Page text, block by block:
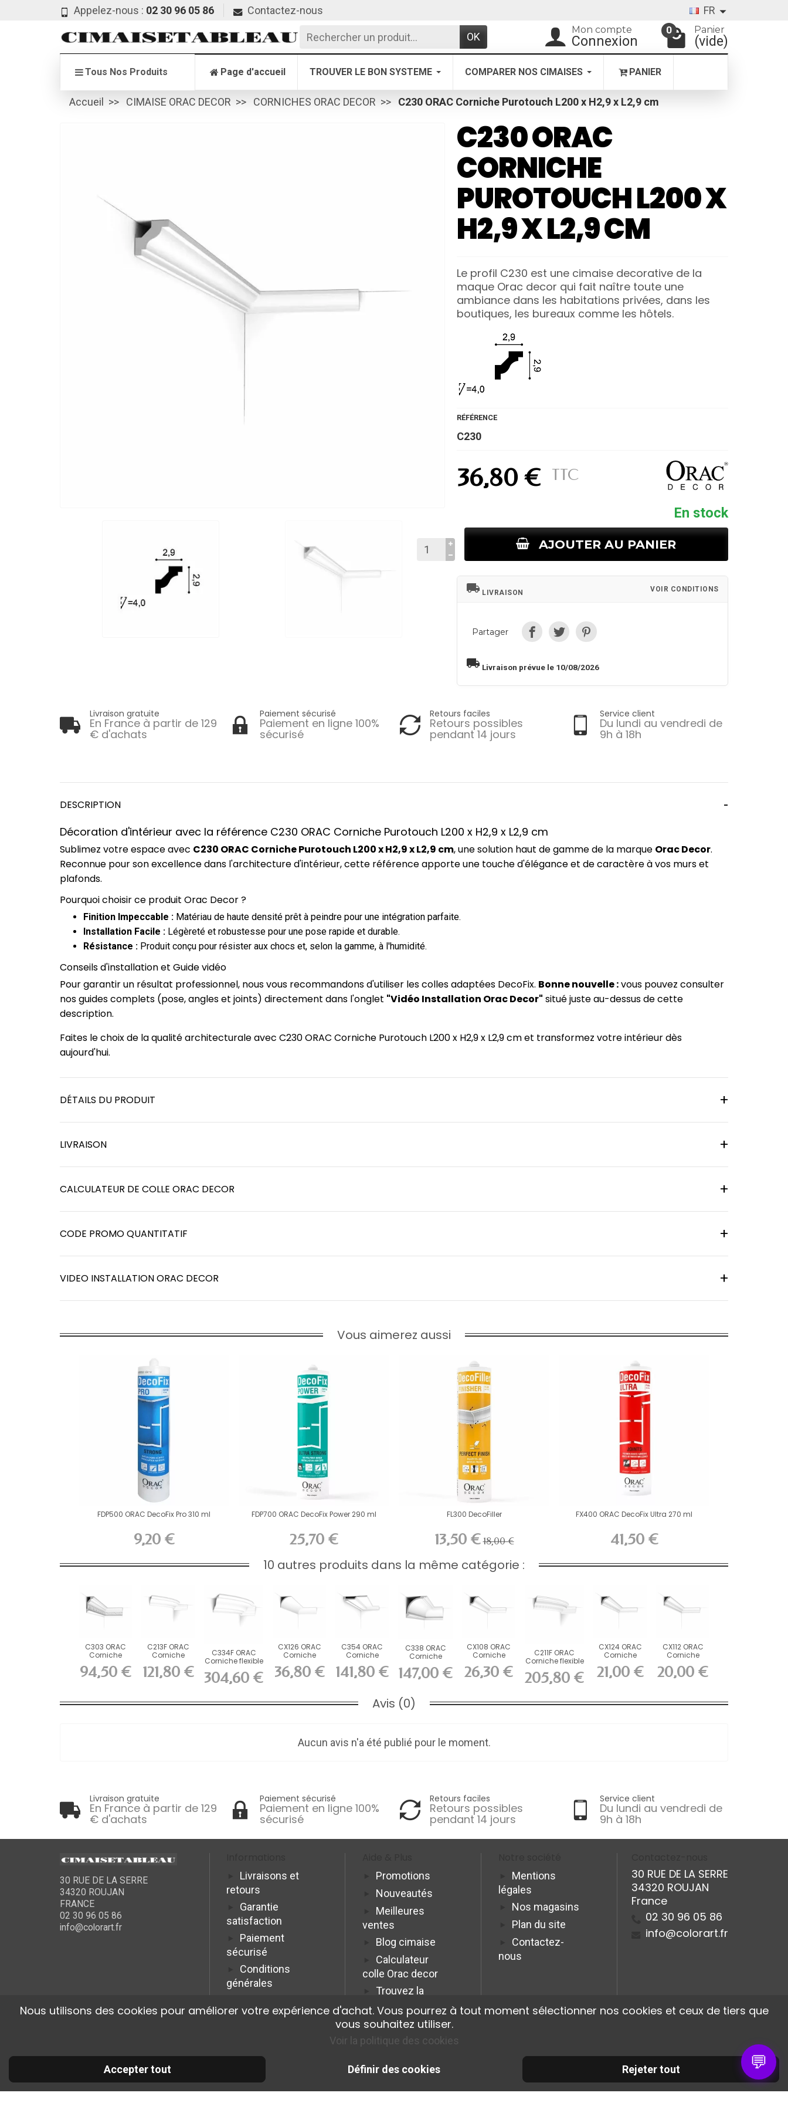
Appelez-nous : 02 30 96 05 86 Contactez-nous FR
OK
Mon compte
Connexion
0 Panier
(vide)
Tous Nos Produits Page d'accueil TROUVER LE BON SYSTEME COMPARER NOS CIMAISES PANIER
Accueil CIMAISE ORAC DECOR CORNICHES ORAC DECOR C230 ORAC Corniche Purotouch L200 x H2,9 x L2,9 cm
C230 ORAC
CORNICHE
PUROTOUCH L200 X
H2,9 X L2,9 CM
Le profil C230 est une cimaise decorative de la
maque Orac decor qui fait naître toute une
ambiance dans les habitations privées, dans les
boutiques, les bureaux comme les hôtels.
RÉFÉRENCE
C230
36,80 € TTC
En stock
AJOUTER AU PANIER
local_shipping LIVRAISON VOIR CONDITIONS
Partager
local_shipping Livraison prévue le 10/08/2026
Livraison gratuite
En France à partir de 129
€ d'achats
Paiement sécurisé
Paiement en ligne 100%
sécurisé
Retours faciles
Retours possibles
pendant 14 jours
Service client
Du lundi au vendredi de
9h à 18h
DESCRIPTION
Décoration d'intérieur avec la référence C230 ORAC Corniche Purotouch L200 x H2,9 x L2,9 cm
Sublimez votre espace avec C230 ORAC Corniche Purotouch L200 x H2,9 x L2,9 cm, une solution haut de gamme de la marque Orac Decor.
Reconnue pour son excellence dans l'architecture d'intérieur, cette référence apporte une touche d'élégance et de caractère à vos murs et
plafonds.
Pourquoi choisir ce produit Orac Decor ?
Finition Impeccable : Matériau de haute densité prêt à peindre pour une intégration parfaite.
Installation Facile : Légèreté et robustesse pour une pose rapide et durable.
Résistance : Produit conçu pour résister aux chocs et, selon la gamme, à l'humidité.
Conseils d'installation et Guide vidéo
Pour garantir un résultat professionnel, nous vous recommandons d'utiliser les colles adaptées DecoFix. Bonne nouvelle :vous pouvez consulter
nos guides complets (pose, angles et joints) directement dans l'onglet "Vidéo Installation Orac Decor" situé juste au-dessus de cette
description.
Faites le choix de la qualité architecturale avec C230 ORAC Corniche Purotouch L200 x H2,9 x L2,9 cm et transformez votre intérieur dès
aujourd'hui.
DÉTAILS DU PRODUIT
LIVRAISON
CALCULATEUR DE COLLE ORAC DECOR
CODE PROMO QUANTITATIF
VIDEO INSTALLATION ORAC DECOR
Vous aimerez aussi
FDP500 ORAC DecoFix Pro 310 ml
9,20 €
FDP700 ORAC DecoFix Power 290 ml
25,70 €
FL300 DecoFiller
13,50 € 18,00 €
FX400 ORAC DecoFix Ultra 270 ml
41,50 €
10 autres produits dans la même catégorie :
C303 ORAC
Corniche
L200 x H14,4...
94,50 €
C213F ORAC
Corniche
L200 x...
121,80 €
C334F ORAC
Corniche flexible
304,60 €
CX126 ORAC
Corniche
L200 x H8,7 x...
36,80 €
C354 ORAC
Corniche
L200 x H4 x...
141,80 €
C338 ORAC
Corniche
x H18,2...
147,00 €
CX108 ORAC
Corniche
L200 x H5,4 x...
26,30 €
C211F ORAC
Corniche flexible
205,80 €
CX124 ORAC
Corniche
L200 x H4,9 x...
21,00 €
CX112 ORAC
Corniche
L200 x H5,4 x...
20,00 €
Avis (0)
Aucun avis n'a été publié pour le moment.
Livraison gratuite
En France à partir de 129
€ d'achats
Paiement sécurisé
Paiement en ligne 100%
sécurisé
Retours faciles
Retours possibles
pendant 14 jours
Service client
Du lundi au vendredi de
9h à 18h
30 RUE DE LA SERRE
34320 ROUJAN
FRANCE
02 30 96 05 86
info@colorart.fr
Livraisons et
retours
Garantie
satisfaction
Paiement
sécurisé
Conditions
générales
Promotions
Nouveautés
Meilleures
ventes
Blog cimaise
Calculateur
colle Orac decor
Trouvez la
cimaise idéale
Programme
Affiliation Pro
Mentions
légales
Nos magasins
Plan du site
Contactez-
nous
30 RUE DE LA SERRE
34320 ROUJAN
France
02 30 96 05 86
info@colorart.fr
💬
© 2026 Cimaise Tableau. Tous droits réservés.
Nous utilisons des cookies pour améliorer votre expérience d'achat. Vous pourrez à tout moment sélectionner nos cookies et ceux de tiers que
vous souhaitez utiliser.
Voir la politique des cookies
Accepter tout Rejeter tout
Définir des cookies